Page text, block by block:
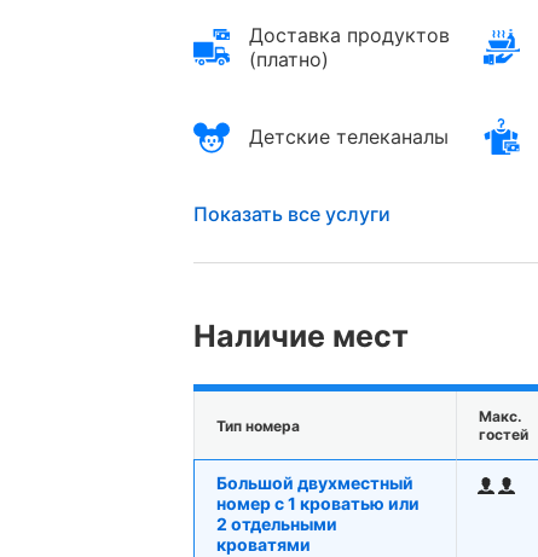
Доставка продуктов
(платно)
Детские телеканалы
Показать все услуги
Наличие мест
Тип номера
Макс.
гостей
Большой двухместный
номер c 1 кроватью или
2 отдельными
кроватями